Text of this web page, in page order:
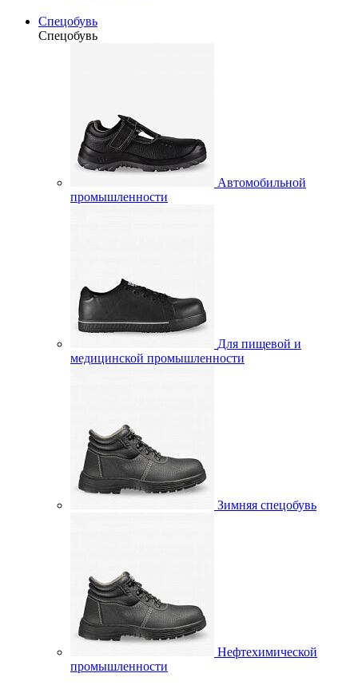
Спецобувь
Спецобувь
Автомобильной
промышленности
Для пищевой и
медицинской промышленности
Зимняя спецобувь
Нефтехимической
промышленности